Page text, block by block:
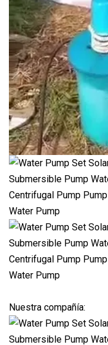
Nuestra compañía: